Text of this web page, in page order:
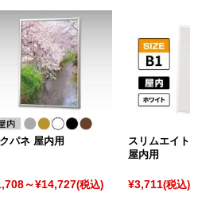
は、大きく分けて「三脚
あります。
二等辺三角形のような形
畳み式に向いているものが多
とHの字のような長方形をし
ますが、三脚型よりも高価で
な構造となっていますが、
パネ 屋内用
～¥14,727(税込)
スリムエイト
屋内用
¥3,711(税込)